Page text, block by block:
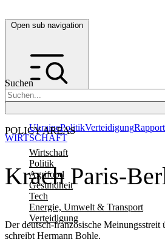
Open sub navigation
Suchen
POLICY AREAS
Wirtschaft
Politik
Agrifood
Gesundheit
Tech
Energie, Umwelt & Transport
Verteidigung
UkrainePolitikVerteidigung
Krach Paris-
Der deutsch-französische
schreibt Hermann Bohle.
WIRTSCHAFT